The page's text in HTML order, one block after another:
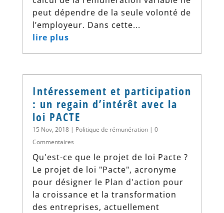
peut dépendre de la seule volonté de
l’employeur. Dans cette...
lire plus
Intéressement et participation
: un regain d’intérêt avec la
loi PACTE
15 Nov, 2018| Politique de rémunération| 0
Commentaires
Qu'est-ce que le projet de loi Pacte ?
Le projet de loi "Pacte", acronyme
pour désigner le Plan d'action pour
la croissance et la transformation
des entreprises, actuellement